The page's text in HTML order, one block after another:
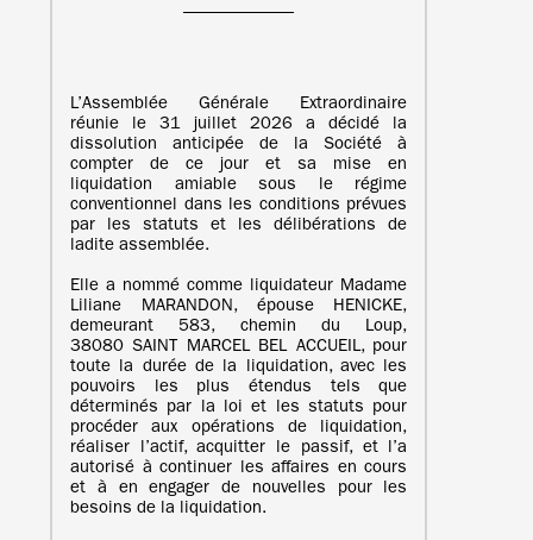
L’Assemblée Générale Extraordinaire
réunie le 31 juillet 2026 a décidé la
dissolution anticipée de la Société à
compter de ce jour et sa mise en
liquidation amiable sous le régime
conventionnel dans les conditions prévues
par les statuts et les délibérations de
ladite assemblée.
Elle a nommé comme liquidateur Madame
Liliane MARANDON, épouse HENICKE,
demeurant 583, chemin du Loup,
38080 SAINT MARCEL BEL ACCUEIL, pour
toute la durée de la liquidation, avec les
pouvoirs les plus étendus tels que
déterminés par la loi et les statuts pour
procéder aux opérations de liquidation,
réaliser l’actif, acquitter le passif, et l’a
autorisé à continuer les affaires en cours
et à en engager de nouvelles pour les
besoins de la liquidation.